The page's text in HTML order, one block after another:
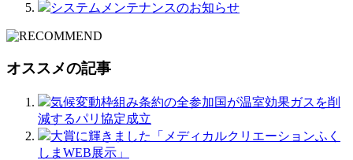
システムメンテナンスのお知らせ
オススメの記事
気候変動枠組み条約の全参加国が温室効果ガスを削
減するパリ協定成立
大賞に輝きました「メディカルクリエーションふく
しまWEB展示」